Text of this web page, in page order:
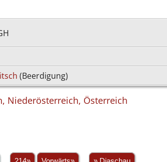
(Beerdigung)
Niederösterreich, Österreich